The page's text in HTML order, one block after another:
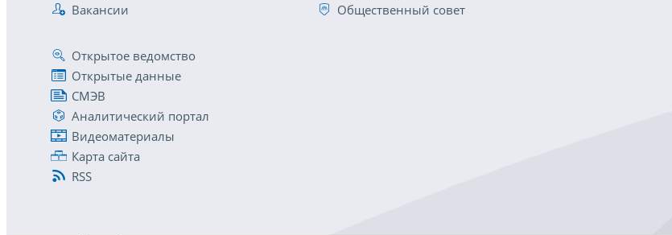
Вакансии
Общественный совет
Открытое ведомство
Открытые данные
СМЭВ
Аналитический портал
Видеоматериалы
Карта сайта
RSS